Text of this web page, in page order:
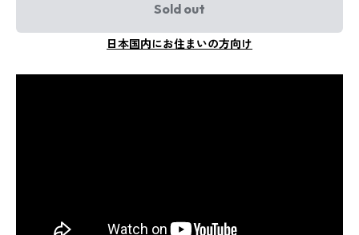
Sold out
日本国内にお住まいの方向け